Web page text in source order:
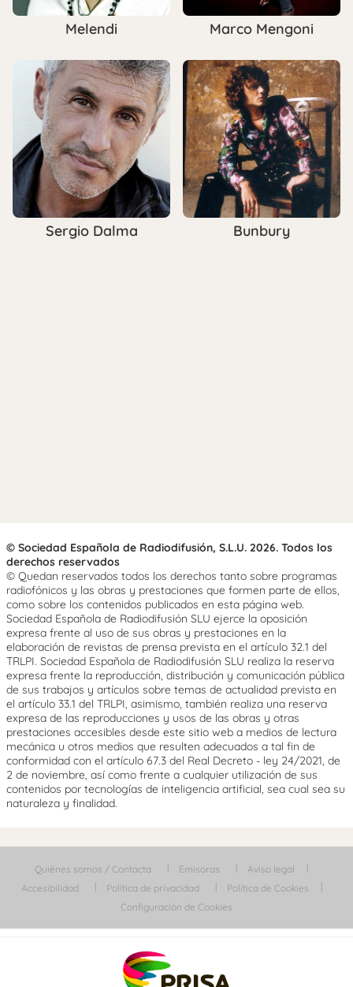
Melendi Marco Mengoni
Sergio Dalma Bunbury
© Sociedad Española de Radiodifusión, S.L.U. 2026. Todos los
derechos reservados
© Quedan reservados todos los derechos tanto sobre programas
radiofónicos y las obras y prestaciones que formen parte de ellos,
como sobre los contenidos publicados en esta página web.
Sociedad Española de Radiodifusión SLU ejerce la oposición
expresa frente al uso de sus obras y prestaciones en la
elaboración de revistas de prensa prevista en el artículo 32.1 del
TRLPI. Sociedad Española de Radiodifusión SLU realiza la reserva
expresa frente la reproducción, distribución y comunicación pública
de sus trabajos y artículos sobre temas de actualidad prevista en
el artículo 33.1 del TRLPI, asimismo, también realiza una reserva
expresa de las reproducciones y usos de las obras y otras
prestaciones accesibles desde este sitio web a medios de lectura
mecánica u otros medios que resulten adecuados a tal fin de
conformidad con el artículo 67.3 del Real Decreto - ley 24/2021, de
2 de noviembre, así como frente a cualquier utilización de sus
contenidos por tecnologías de inteligencia artificial, sea cual sea su
naturaleza y finalidad.
Quiénes somos / Contacta Emisoras
Aviso legal
Accesibilidad
Política de privacidad
Política de Cookies
Configuración de Cookies